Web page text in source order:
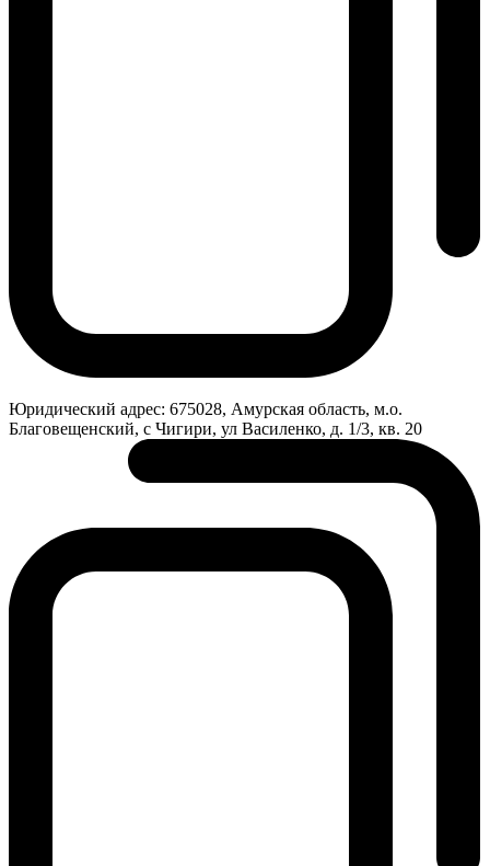
Юридический адрес: 675028, Амурская область, м.о.
Благовещенский, с Чигири, ул Василенко, д. 1/3, кв. 20